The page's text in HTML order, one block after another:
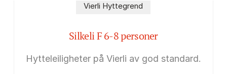
Vierli Hyttegrend
Silkeli F 6-8 personer
Hytteleiligheter på Vierli av god standard.